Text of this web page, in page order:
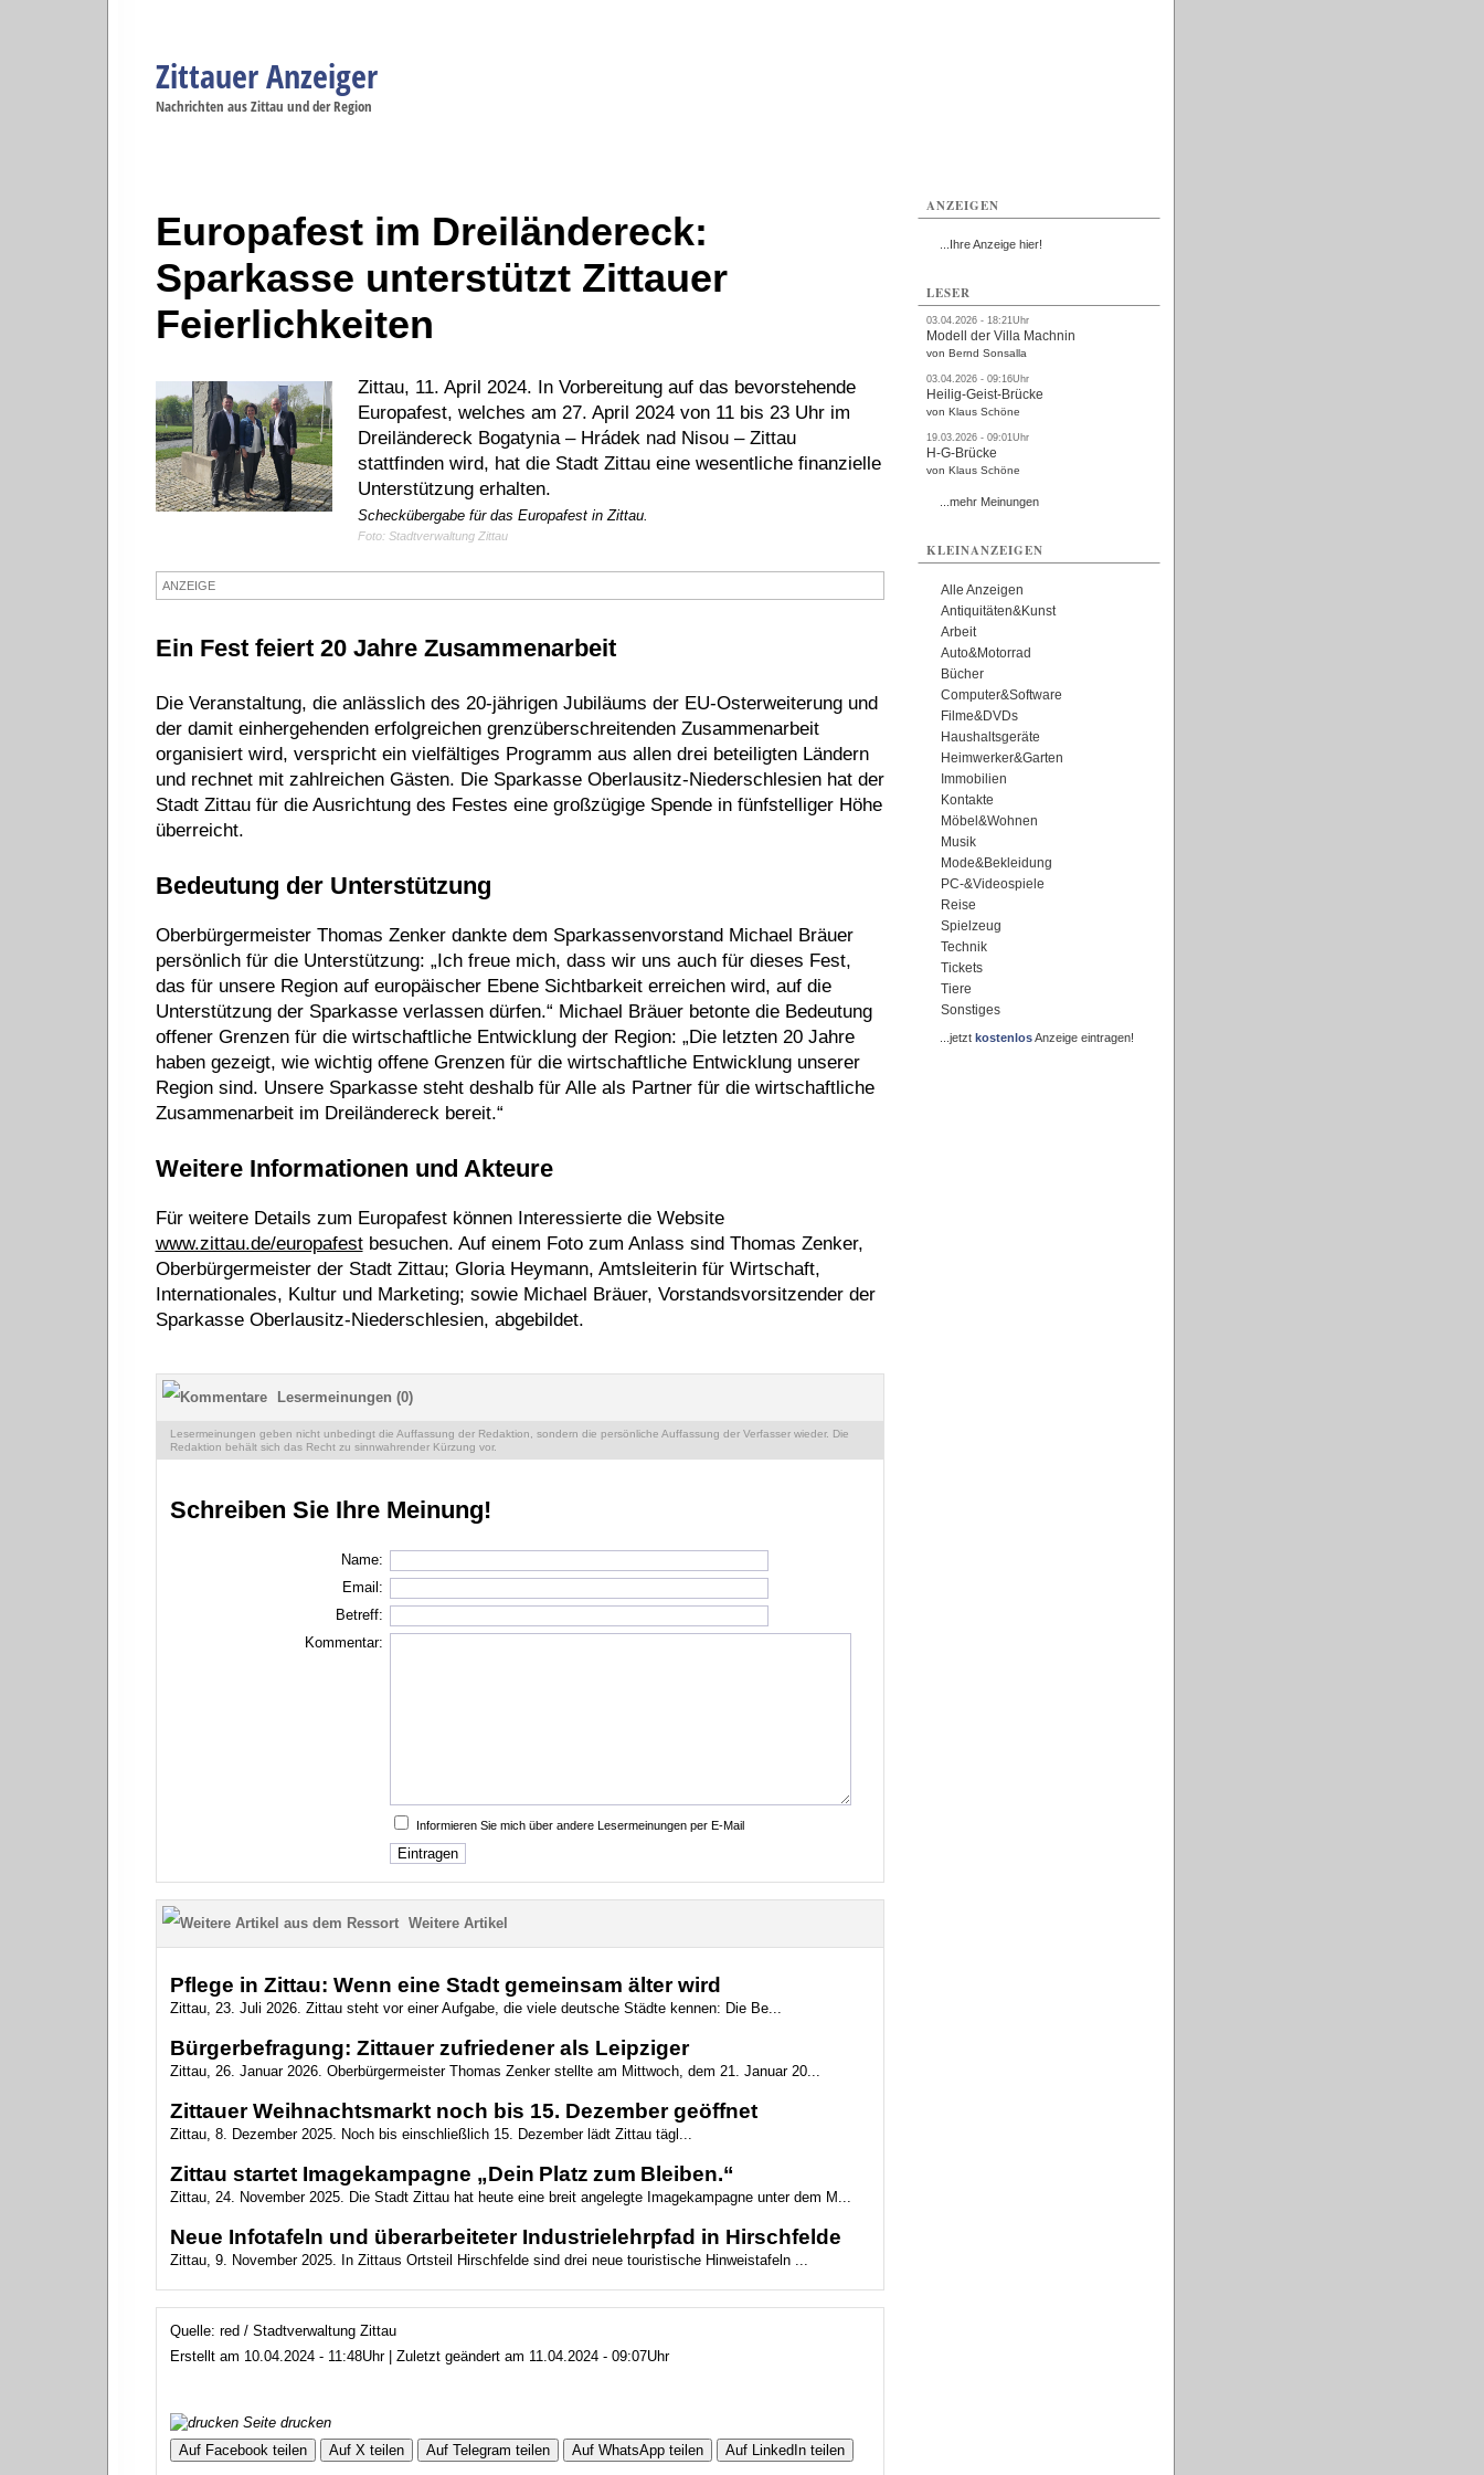
Zittauer Anzeiger
Nachrichten aus Zittau und der Region
Europafest im Dreiländereck:
Sparkasse unterstützt Zittauer
Feierlichkeiten
Zittau, 11. April 2024. In Vorbereitung auf das bevorstehende
Europafest, welches am 27. April 2024 von 11 bis 23 Uhr im
Dreiländereck Bogatynia – Hrádek nad Nisou – Zittau
stattfinden wird, hat die Stadt Zittau eine wesentliche finanzielle
Unterstützung erhalten.
Scheckübergabe für das Europafest in Zittau.
Foto: Stadtverwaltung Zittau
ANZEIGE
Ein Fest feiert 20 Jahre Zusammenarbeit
Die Veranstaltung, die anlässlich des 20-jährigen Jubiläums der EU-Osterweiterung und
der damit einhergehenden erfolgreichen grenzüberschreitenden Zusammenarbeit
organisiert wird, verspricht ein vielfältiges Programm aus allen drei beteiligten Ländern
und rechnet mit zahlreichen Gästen. Die Sparkasse Oberlausitz-Niederschlesien hat der
Stadt Zittau für die Ausrichtung des Festes eine großzügige Spende in fünfstelliger Höhe
überreicht.
Bedeutung der Unterstützung
Oberbürgermeister Thomas Zenker dankte dem Sparkassenvorstand Michael Bräuer
persönlich für die Unterstützung: „Ich freue mich, dass wir uns auch für dieses Fest,
das für unsere Region auf europäischer Ebene Sichtbarkeit erreichen wird, auf die
Unterstützung der Sparkasse verlassen dürfen.“ Michael Bräuer betonte die Bedeutung
offener Grenzen für die wirtschaftliche Entwicklung der Region: „Die letzten 20 Jahre
haben gezeigt, wie wichtig offene Grenzen für die wirtschaftliche Entwicklung unserer
Region sind. Unsere Sparkasse steht deshalb für Alle als Partner für die wirtschaftliche
Zusammenarbeit im Dreiländereck bereit.“
Weitere Informationen und Akteure
Für weitere Details zum Europafest können Interessierte die Website
www.zittau.de/europafestbesuchen. Auf einem Foto zum Anlass sind Thomas Zenker,
Oberbürgermeister der Stadt Zittau; Gloria Heymann, Amtsleiterin für Wirtschaft,
Internationales, Kultur und Marketing; sowie Michael Bräuer, Vorstandsvorsitzender der
Sparkasse Oberlausitz-Niederschlesien, abgebildet.
Lesermeinungen (0)
Lesermeinungen geben nicht unbedingt die Auffassung der Redaktion, sondern die persönliche Auffassung der Verfasser wieder. Die
Redaktion behält sich das Recht zu sinnwahrender Kürzung vor.
Schreiben Sie Ihre Meinung!
Name:
Email:
Betreff:
Kommentar:
Informieren Sie mich über andere Lesermeinungen per E-Mail
Weitere Artikel
Pflege in Zittau: Wenn eine Stadt gemeinsam älter wird
Zittau, 23. Juli 2026. Zittau steht vor einer Aufgabe, die viele deutsche Städte kennen: Die Be...
Bürgerbefragung: Zittauer zufriedener als Leipziger
Zittau, 26. Januar 2026. Oberbürgermeister Thomas Zenker stellte am Mittwoch, dem 21. Januar 20...
Zittauer Weihnachtsmarkt noch bis 15. Dezember geöffnet
Zittau, 8. Dezember 2025. Noch bis einschließlich 15. Dezember lädt Zittau tägl...
Zittau startet Imagekampagne „Dein Platz zum Bleiben.“
Zittau, 24. November 2025. Die Stadt Zittau hat heute eine breit angelegte Imagekampagne unter dem M...
Neue Infotafeln und überarbeiteter Industrielehrpfad in Hirschfelde
Zittau, 9. November 2025. In Zittaus Ortsteil Hirschfelde sind drei neue touristische Hinweistafeln ...
Quelle: red / Stadtverwaltung Zittau
Erstellt am 10.04.2024 - 11:48Uhr | Zuletzt geändert am 11.04.2024 - 09:07Uhr
Seite drucken
Auf Facebook teilen
Auf X teilen Auf Telegram teilen Auf WhatsApp teilen Auf LinkedIn teilen
ANZEIGEN
...Ihre Anzeige hier!
LESER
03.04.2026 - 18:21Uhr
Modell der Villa Machnin
von Bernd Sonsalla
03.04.2026 - 09:16Uhr
Heilig-Geist-Brücke
von Klaus Schöne
19.03.2026 - 09:01Uhr
H-G-Brücke
von Klaus Schöne
...mehr Meinungen
KLEINANZEIGEN
Alle Anzeigen
Antiquitäten&Kunst
Arbeit
Auto&Motorrad
Bücher
Computer&Software
Filme&DVDs
Haushaltsgeräte
Heimwerker&Garten
Immobilien
Kontakte
Möbel&Wohnen
Musik
Mode&Bekleidung
PC-&Videospiele
Reise
Spielzeug
Technik
Tickets
Tiere
Sonstiges
...jetzt kostenlosAnzeige eintragen!